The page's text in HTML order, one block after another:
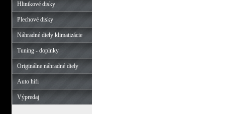
Hlinikové disky
Plechové disky
Náhradné diely klimatizácie
Tuning - doplnky
Originálne náhradné diely
Auto hifi
Výpredaj